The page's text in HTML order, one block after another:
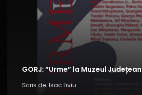
GORJ: ”Urme” la Muzeul Județean
Scris de Isac Liviu